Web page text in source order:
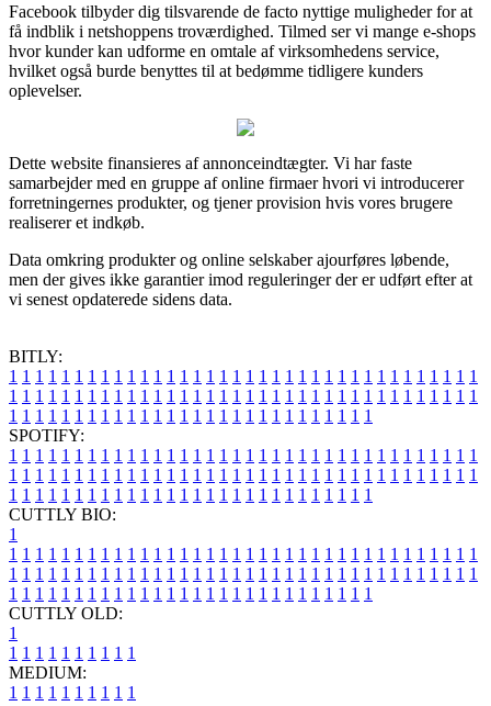
Facebook tilbyder dig tilsvarende de facto nyttige muligheder for at
få indblik i netshoppens troværdighed. Tilmed ser vi mange e-shops
hvor kunder kan udforme en omtale af virksomhedens service,
hvilket også burde benyttes til at bedømme tidligere kunders
oplevelser.
Dette website finansieres af annonceindtægter. Vi har faste
samarbejder med en gruppe af online firmaer hvori vi introducerer
forretningernes produkter, og tjener provision hvis vores brugere
realiserer et indkøb.
Data omkring produkter og online selskaber ajourføres løbende,
men der gives ikke garantier imod reguleringer der er udført efter at
vi senest opdaterede sidens data.
BITLY:
1 1 1 1 1 1 1 1 1 1 1 1 1 1 1 1 1 1 1 1 1 1 1 1 1 1 1 1 1 1 1 1 1 1 1 1
1 1 1 1 1 1 1 1 1 1 1 1 1 1 1 1 1 1 1 1 1 1 1 1 1 1 1 1 1 1 1 1 1 1 1 1
1 1 1 1 1 1 1 1 1 1 1 1 1 1 1 1 1 1 1 1 1 1 1 1 1 1 1 1
SPOTIFY:
1 1 1 1 1 1 1 1 1 1 1 1 1 1 1 1 1 1 1 1 1 1 1 1 1 1 1 1 1 1 1 1 1 1 1 1
1 1 1 1 1 1 1 1 1 1 1 1 1 1 1 1 1 1 1 1 1 1 1 1 1 1 1 1 1 1 1 1 1 1 1 1
1 1 1 1 1 1 1 1 1 1 1 1 1 1 1 1 1 1 1 1 1 1 1 1 1 1 1 1
CUTTLY BIO:
1
1 1 1 1 1 1 1 1 1 1 1 1 1 1 1 1 1 1 1 1 1 1 1 1 1 1 1 1 1 1 1 1 1 1 1 1
1 1 1 1 1 1 1 1 1 1 1 1 1 1 1 1 1 1 1 1 1 1 1 1 1 1 1 1 1 1 1 1 1 1 1 1
1 1 1 1 1 1 1 1 1 1 1 1 1 1 1 1 1 1 1 1 1 1 1 1 1 1 1 1
CUTTLY OLD:
1
1 1 1 1 1 1 1 1 1 1
MEDIUM:
1 1 1 1 1 1 1 1 1 1